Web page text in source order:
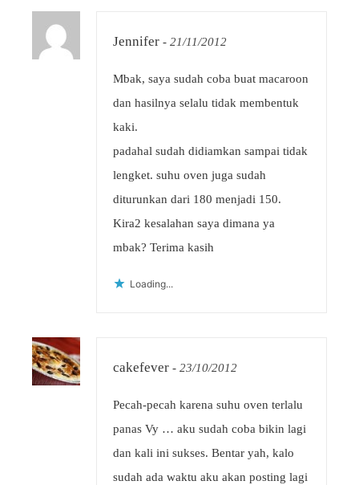
Jennifer - 21/11/2012
Mbak, saya sudah coba buat macaroon
dan hasilnya selalu tidak membentuk
kaki.
padahal sudah didiamkan sampai tidak
lengket. suhu oven juga sudah
diturunkan dari 180 menjadi 150.
Kira2 kesalahan saya dimana ya
mbak? Terima kasih
Loading...
cakefever - 23/10/2012
Pecah-pecah karena suhu oven terlalu
panas Vy … aku sudah coba bikin lagi
dan kali ini sukses. Bentar yah, kalo
sudah ada waktu aku akan posting lagi